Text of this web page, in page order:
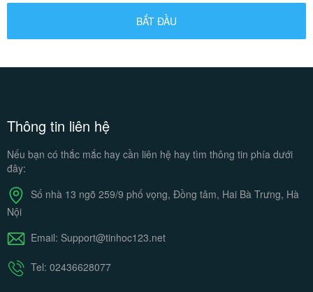
BẮT ĐẦU
Thông tin liên hệ
Nếu bạn có thắc mắc hay cần liên hệ hay tìm thông tin phía dưới
đây:
Số nhà 13 ngõ 259/9 phố vọng, Đồng tâm, Hai Bà Trưng, Hà
Nội
Email: Support@tinhoc123.net
Tel: 02436628077